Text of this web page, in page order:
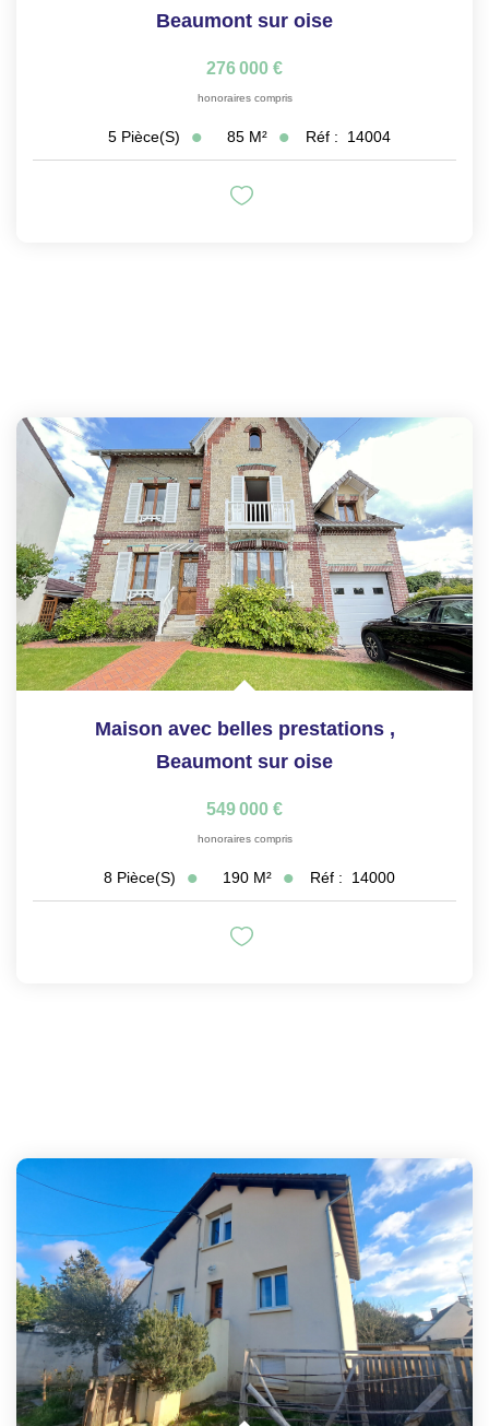
Beaumont sur oise
276 000 €
honoraires compris
5 Pièce(s) 85 M² Réf : 14004
Maison avec belles prestations ,
Beaumont sur oise
549 000 €
honoraires compris
8 Pièce(s) 190 M² Réf : 14000